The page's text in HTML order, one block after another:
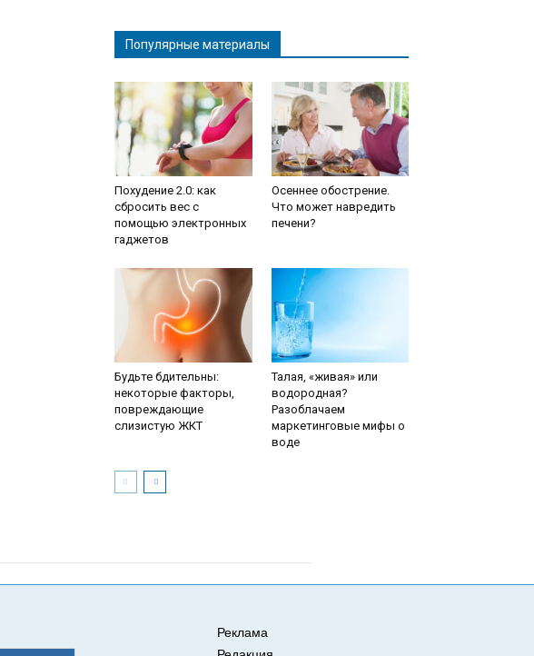
Популярные материалы
Похудение 2.0: как
сбросить вес с
помощью электронных
гаджетов
Осеннее обострение.
Что может навредить
печени?
Будьте бдительны:
некоторые факторы,
повреждающие
слизистую ЖКТ
Талая, «живая» или
водородная?
Разоблачаем
маркетинговые мифы о
воде
Реклама